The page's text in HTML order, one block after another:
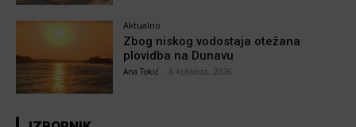
Aktualno
Zbog niskog vodostaja otežana
plovidba na Dunavu
Ana Tokić 6 kolovoza, 2026